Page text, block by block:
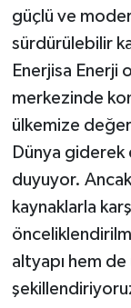
güçlü ve
sürdürülebilir
Enerjisa Enerji
merkezinde
ülkemize
Dünya
duyuyor.
kaynaklarla
altyapı hem de